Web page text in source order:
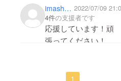
imashuku 2022/07/09
4件の支援者です
応援しています！頑
張ってください！
1